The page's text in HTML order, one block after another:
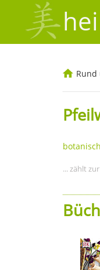
Rund
... zählt zur